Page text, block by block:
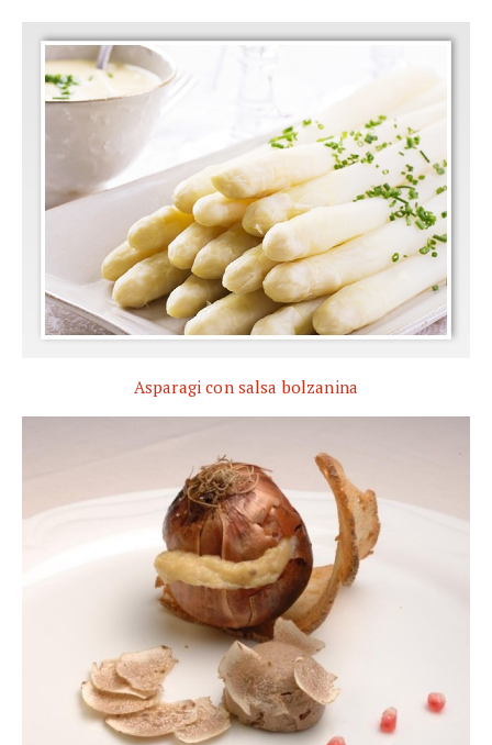
Asparagi con salsa bolzanina